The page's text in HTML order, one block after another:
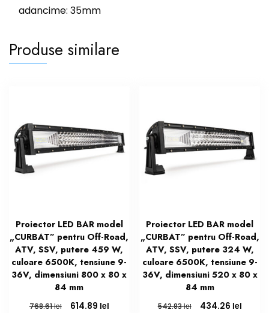
adancime: 35mm
Produse similare
Proiector LED BAR model
„CURBAT” pentru Off-Road,
ATV, SSV, putere 459 W,
culoare 6500K, tensiune 9-
36V, dimensiuni 800 x 80 x
84 mm
768.61lei
Prețul
614.89 leiPrețul
Proiector LED BAR model
„CURBAT” pentru Off-Road,
ATV, SSV, putere 324 W,
culoare 6500K, tensiune 9-
36V, dimensiuni 520 x 80 x
84 mm
542.83lei
Prețul
434.26 leiPrețul